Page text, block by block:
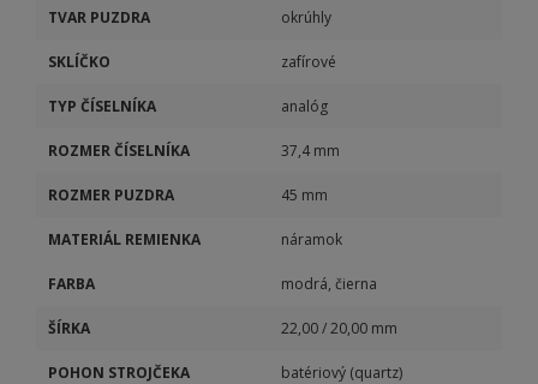
TVAR PUZDRA okrúhly
SKLÍČKO zafírové
TYP ČÍSELNÍKA analóg
ROZMER ČÍSELNÍKA 37,4 mm
ROZMER PUZDRA 45 mm
MATERIÁL REMIENKA náramok
FARBA modrá, čierna
ŠÍRKA 22,00 / 20,00 mm
POHON STROJČEKA batériový (quartz)